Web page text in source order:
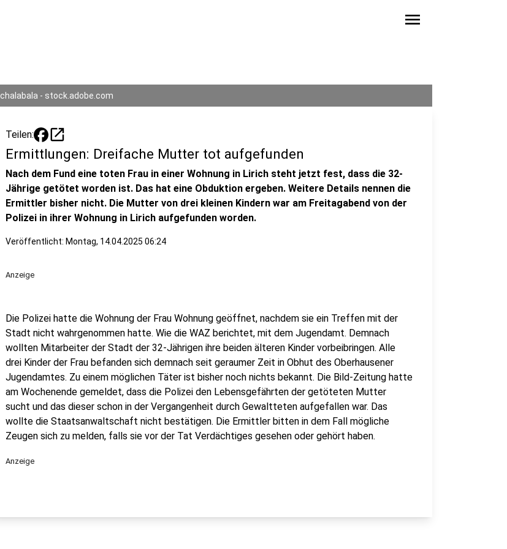
menu
chalabala - stock.adobe.com
Teilen: open_in_new
Ermittlungen: Dreifache Mutter tot aufgefunden
Nach dem Fund eine toten Frau in einer Wohnung in Lirich steht jetzt fest, dass die 32-
Jährige getötet worden ist. Das hat eine Obduktion ergeben. Weitere Details nennen die
Ermittler bisher nicht. Die Mutter von drei kleinen Kindern war am Freitagabend von der
Polizei in ihrer Wohnung in Lirich aufgefunden worden.
Veröffentlicht: Montag, 14.04.2025 06:24
Anzeige
Die Polizei hatte die Wohnung der Frau Wohnung geöffnet, nachdem sie ein Treffen mit der
Stadt nicht wahrgenommen hatte. Wie die WAZ berichtet, mit dem Jugendamt. Demnach
wollten Mitarbeiter der Stadt der 32-Jährigen ihre beiden älteren Kinder vorbeibringen. Alle
drei Kinder der Frau befanden sich demnach seit geraumer Zeit in Obhut des Oberhausener
Jugendamtes. Zu einem möglichen Täter ist bisher noch nichts bekannt. Die Bild-Zeitung hatte
am Wochenende gemeldet, dass die Polizei den Lebensgefährten der getöteten Mutter
sucht und das dieser schon in der Vergangenheit durch Gewaltteten aufgefallen war. Das
wollte die Staatsanwaltschaft nicht bestätigen. Die Ermittler bitten in dem Fall mögliche
Zeugen sich zu melden, falls sie vor der Tat Verdächtiges gesehen oder gehört haben.
Anzeige